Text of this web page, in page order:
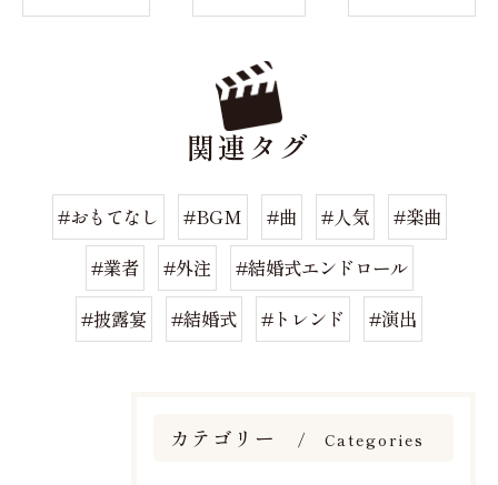
関連タグ
#おもてなし #BGM #曲 #人気
#楽曲
#業者
#外注
#結婚式エンドロール
#披露宴
#結婚式 #トレンド #演出
カテゴリー Categories